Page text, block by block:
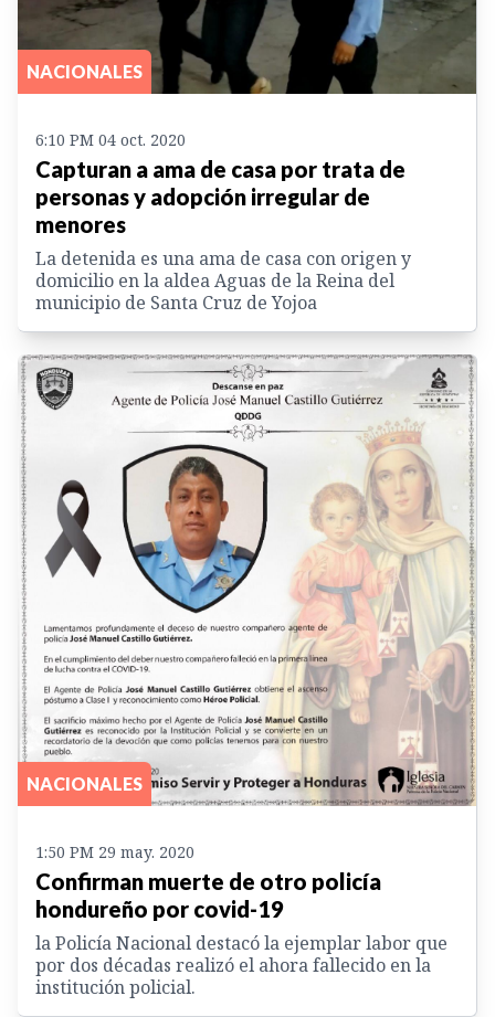
NACIONALES
6:10 PM 04 oct. 2020
Capturan a ama de casa por trata de
personas y adopción irregular de
menores
La detenida es una ama de casa con origen y
domicilio en la aldea Aguas de la Reina del
municipio de Santa Cruz de Yojoa
NACIONALES
1:50 PM 29 may. 2020
Confirman muerte de otro policía
hondureño por covid-19
la Policía Nacional destacó la ejemplar labor que
por dos décadas realizó el ahora fallecido en la
institución policial.